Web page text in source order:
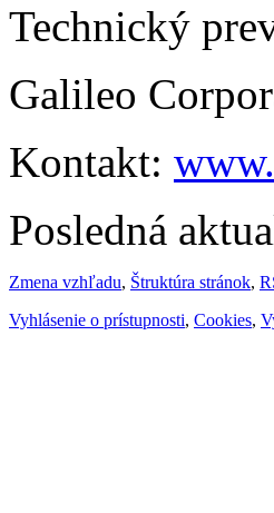
Technický
Galileo
Kontakt:
Posledná
Zmena vzhľadu, Štruktúra stránok,
Vyhlásenie o prístupnosti, Cookies,